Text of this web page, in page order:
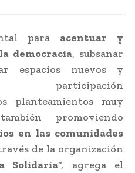
para
acentuar y
democracia, subsanar
espacios nuevos y
planteamientos muy
promoviendo
en las comunidades
de la organización
Solidaria“, agrega el